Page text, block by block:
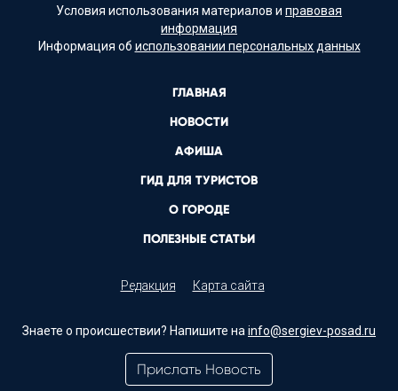
Условия использования материалов и правовая
информация
Информация об использовании персональных данных
ГЛАВНАЯ
НОВОСТИ
АФИША
ГИД ДЛЯ ТУРИСТОВ
О ГОРОДЕ
ПОЛЕЗНЫЕ СТАТЬИ
Редакция Карта сайта
Знаете о происшествии? Напишите на info@sergiev-posad.ru
Прислать Новость